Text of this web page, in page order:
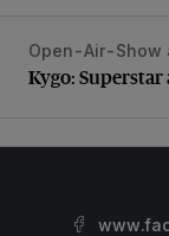
Kygo:
Open-Air-Show
Kygo: Superstar